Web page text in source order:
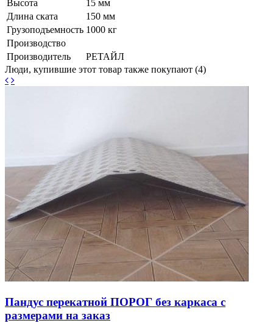
Высота
15 мм
Длина ската
150 мм
Грузоподъемность 1000 кг
Производство
Производитель
РЕТАЙЛ
Люди, купившие этот товар также покупают (4)
Пандус перекатной ПОРОГ без каркаса с
размерами на заказ